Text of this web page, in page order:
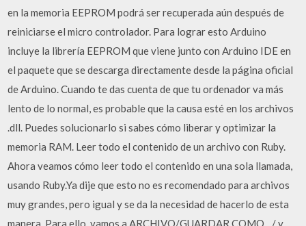
en la memoria EEPROM podrá ser recuperada aún después de
reiniciarse el micro controlador. Para lograr esto Arduino
incluye la librería EEPROM que viene junto con Arduino IDE en
el paquete que se descarga directamente desde la página oficial
de Arduino. Cuando te das cuenta de que tu ordenador va más
lento de lo normal, es probable que la causa esté en los archivos
.dll. Puedes solucionarlo si sabes cómo liberar y optimizar la
memoria RAM. Leer todo el contenido de un archivo con Ruby.
Ahora veamos cómo leer todo el contenido en una sola llamada,
usando Ruby.Ya dije que esto no es recomendado para archivos
muy grandes, pero igual y se da la necesidad de hacerlo de esta
manera. Para ello, vamos a ARCHIVO/GUARDAR COMO…/ y